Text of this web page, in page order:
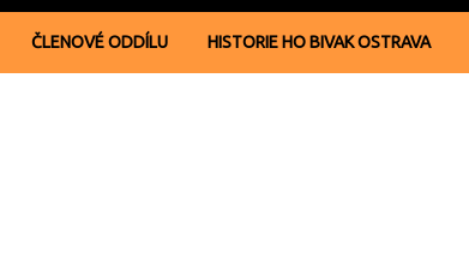
ČLENOVÉ ODDÍLU HISTORIE HO BIVAK OSTRAVA